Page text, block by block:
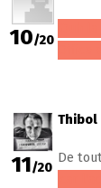
10/20
11/20
Thibol
De